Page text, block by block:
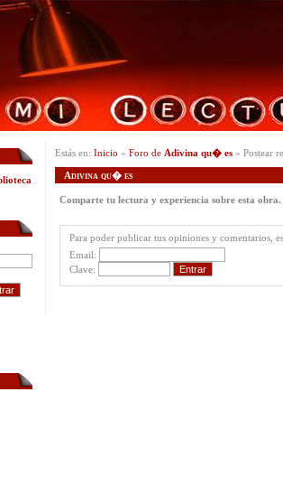
Estás en: Inicio » Foro de Adivina qu� es » Postear
Adivina qu� es
Comparte tu lectura y experiencia sobre esta obra.
Para poder publicar tus opiniones y comentarios,
Email:
Clave: